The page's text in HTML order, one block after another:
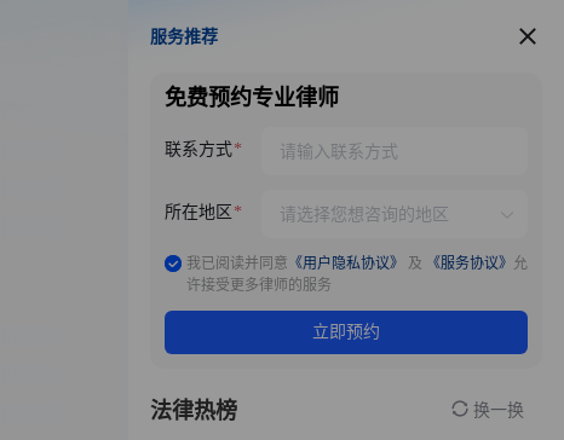
服务推荐
服务推荐
免费预约专业律师
联系方式
所在地区
我已阅读并同意 《用户隐私协议》 及 《服务协议》 允
许接受更多律师的服务
立即预约
法律热榜 换一换